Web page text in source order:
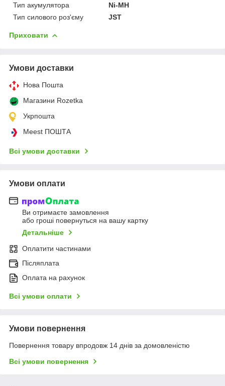
Тип акумулятора
Ni-MH
Тип силового роз'єму
JST
Приховати
Умови доставки
Нова Пошта
Магазини Rozetka
Укрпошта
Meest ПОШТА
Всі умови доставки
Умови оплати
Ви отримаєте замовлення
або гроші повернуться на вашу картку
Детальніше
Оплатити частинами
Післяплата
Оплата на рахунок
Всі умови оплати
Умови повернення
Повернення товару впродовж 14 днів за домовленістю
Всі умови повернення